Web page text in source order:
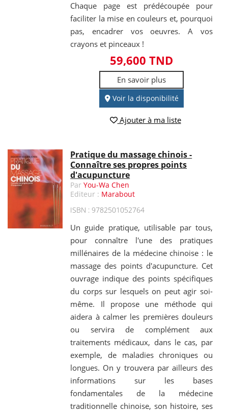
Chaque page est prédécoupée pour
faciliter la mise en couleurs et, pourquoi
pas, encadrer vos oeuvres. A vos
crayons et pinceaux !
59,600 TND
En savoir plus
Voir la disponibilité
Ajouter à ma liste
Pratique du massage chinois -
Connaître ses propres points
d'acupuncture
ParYou-Wa Chen
Editeur : Marabout
ISBN : 9782501052764
Un guide pratique, utilisable par tous,
pour connaître l'une des pratiques
millénaires de la médecine chinoise : le
massage des points d'acupuncture. Cet
ouvrage indique des points spécifiques
du corps sur lesquels on peut agir soi-
même. Il propose une méthode qui
aidera à calmer les premières douleurs
ou servira de complément aux
traitements médicaux, dans le cas, par
exemple, de maladies chroniques ou
longues. On y trouvera par ailleurs des
informations sur les bases
fondamentales de la médecine
traditionnelle chinoise, son histoire, ses